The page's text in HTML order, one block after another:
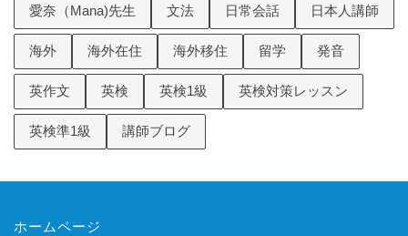
愛奈（Mana)先生 文法 日常会話 日本人講師
海外 海外在住 海外移住 留学 発音
英作文 英検 英検1級 英検対策レッスン
英検準1級 講師ブログ
ホームページ